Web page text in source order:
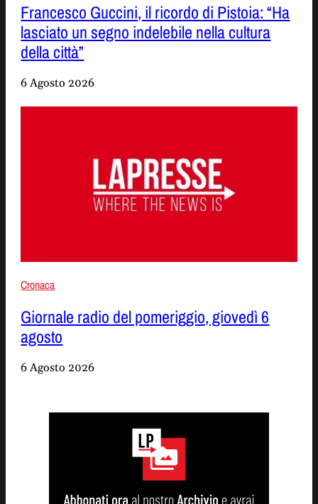
Francesco Guccini, il ricordo di Pistoia: “Ha
lasciato un segno indelebile nella cultura
della città”
6 Agosto 2026
Cronaca
Giornale radio del pomeriggio, giovedì 6
agosto
6 Agosto 2026